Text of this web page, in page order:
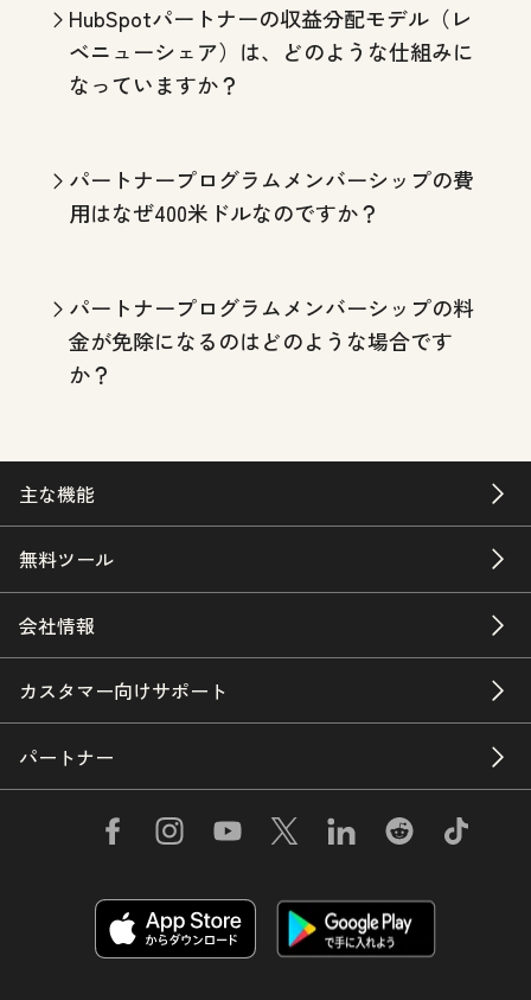
HubSpotパートナーの収益分配モデル（レ
ベニューシェア）は、どのような仕組みに
なっていますか？
パートナープログラムメンバーシップの費
用はなぜ400米ドルなのですか？
パートナープログラムメンバーシップの料
金が免除になるのはどのような場合です
か？
主な機能
無料ツール
会社情報
カスタマー向けサポート
パートナー